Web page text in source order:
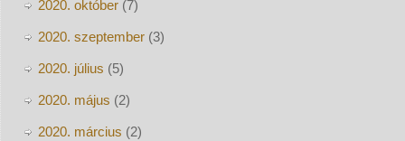
2020. október(7)
2020. szeptember(3)
2020. július (5)
2020. május (2)
2020. március (2)